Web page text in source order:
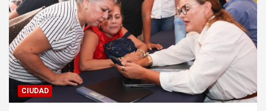
CIUDAD